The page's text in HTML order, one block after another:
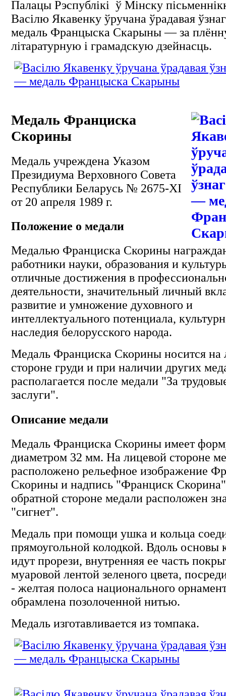
Палацы Рэспублікі ў Мінску
Васілю Якавенку ўручана ўрадавая
медаль Францыска Скарыны — за
літаратурную і грамадскую дзейнасць.
Медаль Франциска
Скорины
Медаль учреждена Указом
Президиума Верховного Совета
Республики Беларусь № 2675-XI
от 20 апреля 1989 г.
Положение о медали
Медалью Франциска Скорины
работники науки, образования и
отличные достижения в
деятельности, значительный личный
развитие и умножение духовного и
интеллектуального потенциала,
наследия белорусского народа.
Медаль Франциска Скорины носится на
стороне груди и при наличии других
располагается после медали "За
заслуги".
Описание медали
Медаль Франциска Скорины имеет
диаметром 32 мм. На лицевой стороне
расположено рельефное изображение
Скорины и надпись "Франциск
обратной стороне медали расположен
"сигнет".
Медаль при помощи ушка и кольца
прямоугольной колодкой. Вдоль основы
идут прорези, внутренняя ее часть
муаровой лентой зеленого цвета,
- желтая полоса национального
обрамлена позолоченной нитью.
Медаль изготавливается из томпака.